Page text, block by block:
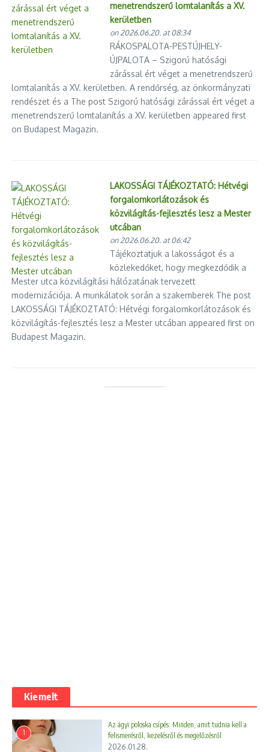
menetrendszerű lomtalanítás a XV.
kerületben
on 2026.06.20. at 08:34
RÁKOSPALOTA-PESTÚJHELY-
ÚJPALOTA – Szigorú hatósági
zárással ért véget a menetrendszerű
lomtalanítás a XV. kerületben. A rendőrség, az önkormányzati
rendészet és a The post Szigorú hatósági zárással ért véget a
menetrendszerű lomtalanítás a XV. kerületben appeared first
on Budapest Magazin.
LAKOSSÁGI TÁJÉKOZTATÓ: Hétvégi
forgalomkorlátozások és
közvilágítás-fejlesztés lesz a Mester
utcában
on 2026.06.20. at 06:42
Tájékoztatjuk a lakosságot és a
közlekedőket, hogy megkezdődik a
Mester utca közvilágítási hálózatának tervezett
modernizációja. A munkálatok során a szakemberek The post
LAKOSSÁGI TÁJÉKOZTATÓ: Hétvégi forgalomkorlátozások és
közvilágítás-fejlesztés lesz a Mester utcában appeared first on
Budapest Magazin.
Kiemelt
1
Az ágyi poloska csípés: Minden, amit tudnia kell a
felismerésről, kezelésről és megelőzésről
2026.01.28.